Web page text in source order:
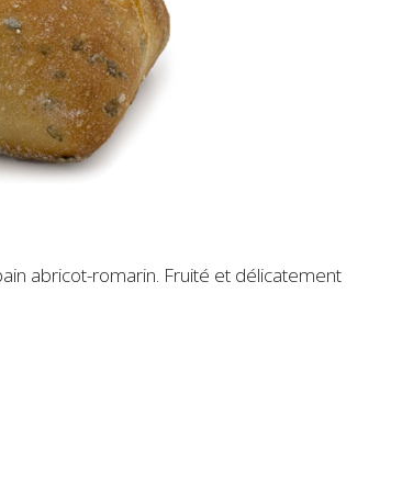
abricot-romarin. Fruité et délicatement